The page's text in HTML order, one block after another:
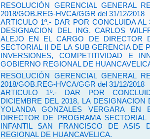
RESOLUCIÓN GERENCIAL GENERAL
2018/GOB.REG-HVCA/GGR del 31/12/2018
ARTICULO 1º.- DAR POR CONCLUIDA AL
DESIGNACION DEL ING. CARLOS
ALEJO EN EL CARGO DE DIRECTOR
SECTORIAL II DE LA SUB GERENCIA DE
INVERSIONES, COMPETITIVIDAD E
GOBIERNO REGIONAL DE
RESOLUCIÓN GERENCIAL GENERAL
2018/GOB.REG-HVCA/GGR del 31/12/2018
ARTICULO 1º.- DAR POR
DICIEMBRE DEL 2018, LA DESIGNACION
YOLANDA GONZALES VERGARA EN
DIRECTOR DE PROGRAMA
INFANTIL SAN FRANCISCO DE ASIS
REGIONAL DE HUANCAVELICA.